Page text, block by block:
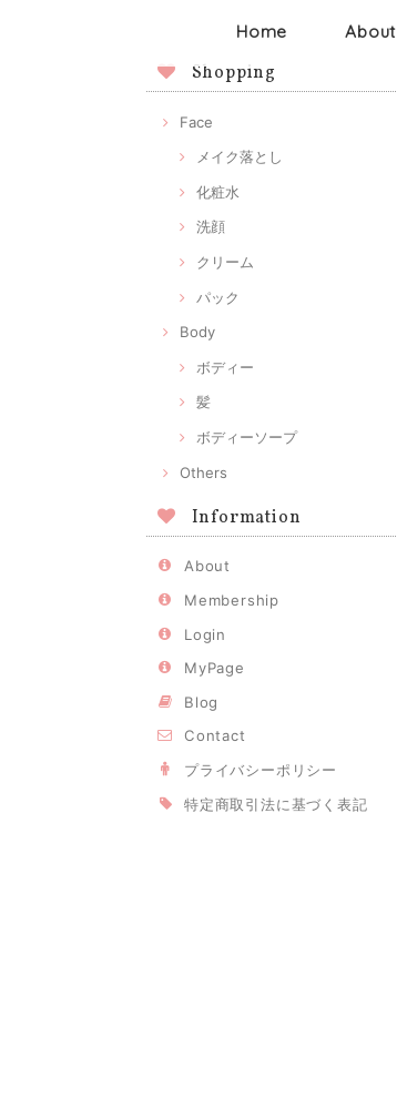
Home About
Shopping
Face
メイク落とし
化粧水
洗顔
クリーム
パック
Body
ボディー
髪
ボディーソープ
Others
Information
About
Membership
Login
MyPage
Blog
Contact
プライバシーポリシー
特定商取引法に基づく表記